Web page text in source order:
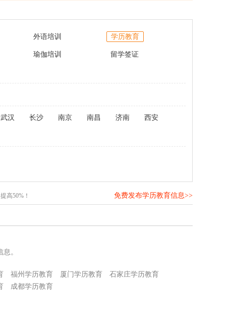
外语培训 学历教育
瑜伽培训 留学签证
武汉 长沙 南京 南昌 济南 西安
高50%！ 免费发布学历教育信息>>
。
福州学历教育 厦门学历教育
石家庄学历教育
成都学历教育